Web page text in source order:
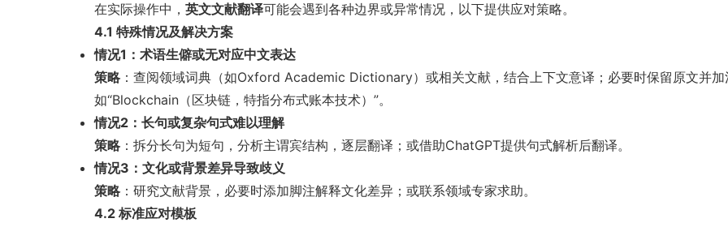
在实际操作中， 英文文献翻译可能会遇到各种边界或异常情况，以下提供应对策略。
4.1 特殊情况及解决方案
情况1：术语生僻或无对应中文表达
策略：查阅领域词典（如Oxford Academic Dictionary）或相关文献，结合上下文意译；必要时保留原文并加
如“Blockchain（区块链，特指分布式账本技术）”。
情况2：长句或复杂句式难以理解
策略：拆分长句为短句，分析主谓宾结构，逐层翻译；或借助ChatGPT提供句式解析后翻译。
情况3：文化或背景差异导致歧义
策略：研究文献背景，必要时添加脚注解释文化差异；或联系领域专家求助。
4.2 标准应对模板